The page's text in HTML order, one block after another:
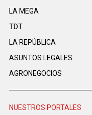
LA MEGA
TDT
LA REPÚBLICA
ASUNTOS LEGALES
AGRONEGOCIOS
NUESTROS PORTALES